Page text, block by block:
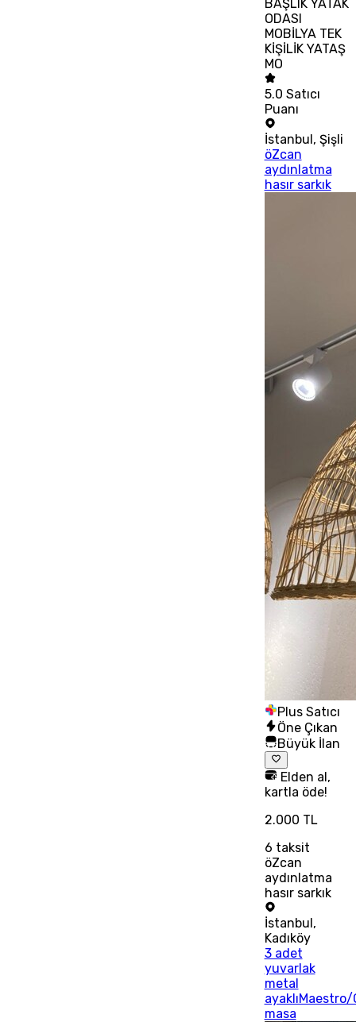
BAŞLIK YATAK
ODASI
MOBİLYA TEK
KİŞİLİK YATAŞ
MO
5.0 Satıcı
Puanı
İstanbul, Şişli
öZcan
aydınlatma
hasır sarkık
Plus Satıcı
Öne Çıkan
Büyük İlan
Elden al,
kartla öde!
2.000 TL
6 taksit
öZcan
aydınlatma
hasır sarkık
İstanbul,
Kadıköy
3 adet
yuvarlak
metal
masa